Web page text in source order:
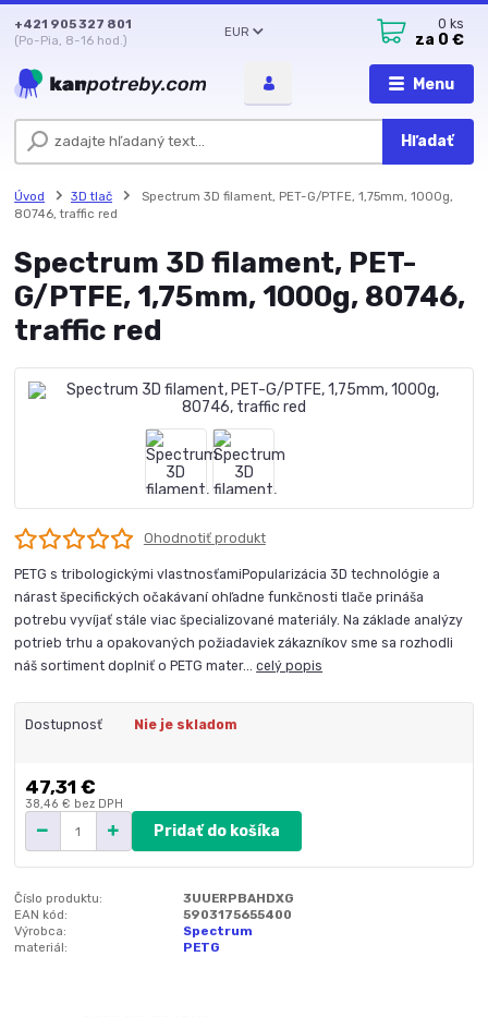
Menu
EUR
Hľadať
+421 905 327 801
(Po-Pia, 8-16 hod.)
0 ks
za 0 €
Úvod 3D tlač
Spectrum 3D filament, PET-G/PTFE, 1,75mm, 1000g,
80746, traffic red
Spectrum 3D filament, PET-
G/PTFE, 1,75mm, 1000g, 80746,
traffic red
Ohodnotiť produkt
PETG s tribologickými vlastnosťamiPopularizácia 3D technológie a
nárast špecifických očakávaní ohľadne funkčnosti tlače prináša
potrebu vyvíjať stále viac špecializované materiály. Na základe analýzy
potrieb trhu a opakovaných požiadaviek zákazníkov sme sa rozhodli
náš sortiment doplniť o PETG mater...celý popis
Dostupnosť Nie je skladom
47,31 €
38,46 € bez DPH
Pridať do košíka
Číslo produktu:
3UUERPBAHDXG
EAN kód:
5903175655400
Výrobca:
Spectrum
materiál:
PETG